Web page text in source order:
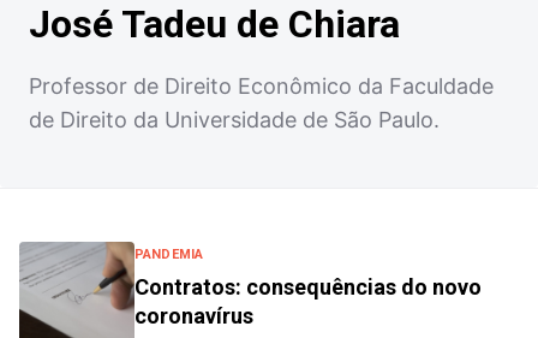
José Tadeu de Chiara
Professor de Direito Econômico da Faculdade
de Direito da Universidade de São Paulo.
PANDEMIA
Contratos: consequências do novo
coronavírus